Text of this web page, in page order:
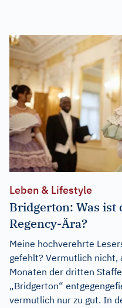
Leben & Lifestyle
Bridgerton: Was ist
Regency-Ära?
Meine hochverehrte
gefehlt? Vermutlich nicht,
Monaten der dritten
„Bridgerton“
vermutlich nur zu gut. In